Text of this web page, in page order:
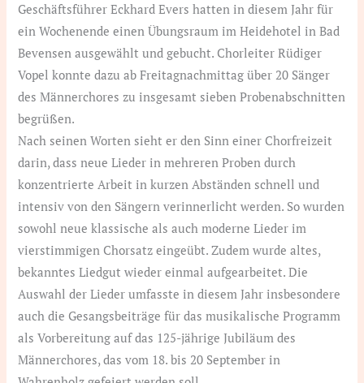
Geschäftsführer Eckhard Evers hatten in diesem Jahr für
ein Wochenende einen Übungsraum im Heidehotel in Bad
Bevensen ausgewählt und gebucht. Chorleiter Rüdiger
Vopel konnte dazu ab Freitagnachmittag über 20 Sänger
des Männerchores zu insgesamt sieben Probenabschnitten
begrüßen.
Nach seinen Worten sieht er den Sinn einer Chorfreizeit
darin, dass neue Lieder in mehreren Proben durch
konzentrierte Arbeit in kurzen Abständen schnell und
intensiv von den Sängern verinnerlicht werden. So wurden
sowohl neue klassische als auch moderne Lieder im
vierstimmigen Chorsatz eingeübt. Zudem wurde altes,
bekanntes Liedgut wieder einmal aufgearbeitet. Die
Auswahl der Lieder umfasste in diesem Jahr insbesondere
auch die Gesangsbeiträge für das musikalische Programm
als Vorbereitung auf das 125-jährige Jubiläum des
Männerchores, das vom 18. bis 20 September in